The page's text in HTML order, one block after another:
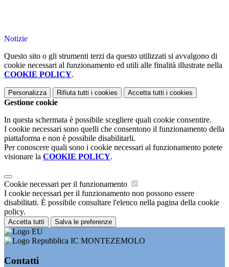
Notizie
Questo sito o gli strumenti terzi da questo utilizzati si avvalgono di
cookie necessari al funzionamento ed utili alle finalità illustrate nella
COOKIE POLICY.
Personalizza Rifiuta tutti i cookies Accetta tutti i cookies
Gestione cookie
In questa schermata è possibile scegliere quali cookie consentire.
I cookie necessari sono quelli che consentono il funzionamento della
piattaforma e non è possibile disabilitarli.
Per conoscere quali sono i cookie necessari al funzionamento potete
visionare la COOKIE POLICY.
Cookie necessari per il funzionamento
I cookie necessari per il funzionamento non possono essere
disabilitati. È possibile consultare l'elenco nella pagina della cookie
policy.
Accetta tutti Salva le preferenze
IC MONTEZEMOLO
Contatti